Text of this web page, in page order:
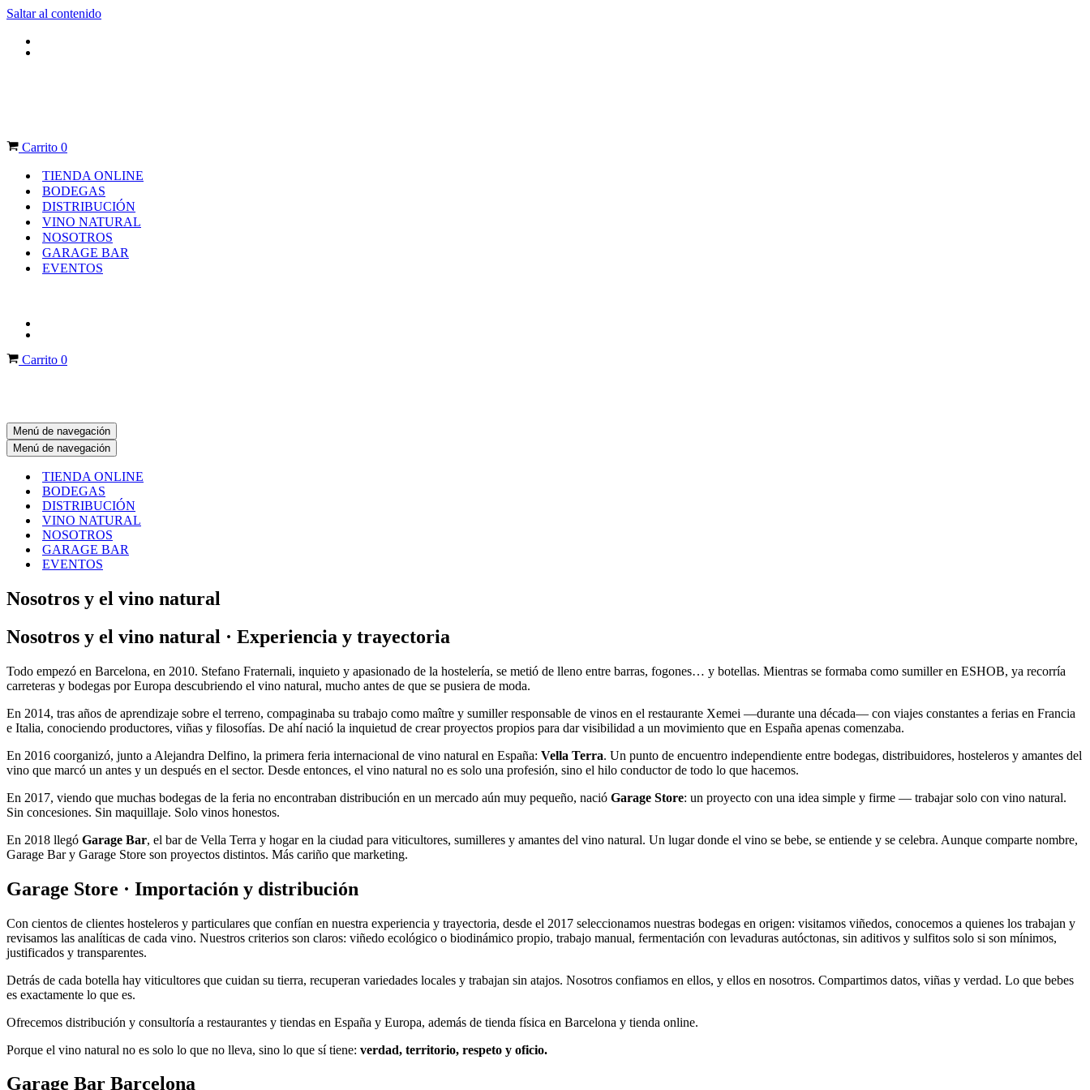
Saltar al contenido
Carrito 0
TIENDA ONLINE
BODEGAS
DISTRIBUCIÓN
VINO NATURAL
NOSOTROS
GARAGE BAR
EVENTOS
Carrito 0
Menú de navegación
Menú de navegación
TIENDA ONLINE
BODEGAS
DISTRIBUCIÓN
VINO NATURAL
NOSOTROS
GARAGE BAR
EVENTOS
Nosotros y el vino natural
Nosotros y el vino natural · Experiencia y trayectoria
Todo empezó en Barcelona, en 2010. Stefano Fraternali, inquieto y apasionado de la hostelería, se metió de lleno entre barras, fogones… y botellas. Mientras se formaba como sumiller en ESHOB, ya recorría
carreteras y bodegas por Europa descubriendo el vino natural, mucho antes de que se pusiera de moda.
En 2014, tras años de aprendizaje sobre el terreno, compaginaba su trabajo como maître y sumiller responsable de vinos en el restaurante Xemei —durante una década— con viajes constantes a ferias en Francia
e Italia, conociendo productores, viñas y filosofías. De ahí nació la inquietud de crear proyectos propios para dar visibilidad a un movimiento que en España apenas comenzaba.
En 2016 coorganizó, junto a Alejandra Delfino, la primera feria internacional de vino natural en España: Vella Terra. Un punto de encuentro independiente entre bodegas, distribuidores, hosteleros y amantes del
vino que marcó un antes y un después en el sector. Desde entonces, el vino natural no es solo una profesión, sino el hilo conductor de todo lo que hacemos.
En 2017, viendo que muchas bodegas de la feria no encontraban distribución en un mercado aún muy pequeño, nació Garage Store: un proyecto con una idea simple y firme — trabajar solo con vino natural.
Sin concesiones. Sin maquillaje. Solo vinos honestos.
En 2018 llegó Garage Bar, el bar de Vella Terra y hogar en la ciudad para viticultores, sumilleres y amantes del vino natural. Un lugar donde el vino se bebe, se entiende y se celebra. Aunque comparte nombre,
Garage Bar y Garage Store son proyectos distintos. Más cariño que marketing.
Garage Store · Importación y distribución
Con cientos de clientes hosteleros y particulares que confían en nuestra experiencia y trayectoria, desde el 2017 seleccionamos nuestras bodegas en origen: visitamos viñedos, conocemos a quienes los trabajan y
revisamos las analíticas de cada vino. Nuestros criterios son claros: viñedo ecológico o biodinámico propio, trabajo manual, fermentación con levaduras autóctonas, sin aditivos y sulfitos solo si son mínimos,
justificados y transparentes.
Detrás de cada botella hay viticultores que cuidan su tierra, recuperan variedades locales y trabajan sin atajos. Nosotros confiamos en ellos, y ellos en nosotros. Compartimos datos, viñas y verdad. Lo que bebes
es exactamente lo que es.
Ofrecemos distribución y consultoría a restaurantes y tiendas en España y Europa, además de tienda física en Barcelona y tienda online.
Porque el vino natural no es solo lo que no lleva, sino lo que sí tiene: verdad, territorio, respeto y oficio.
Garage Bar Barcelona